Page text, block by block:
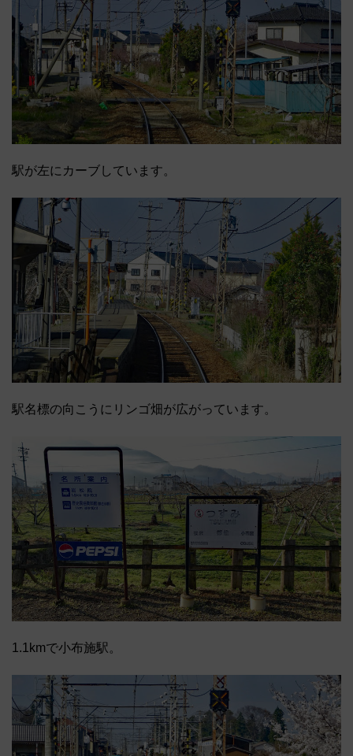
駅が左にカーブしています。
駅名標の向こうにリンゴ畑が広がっています。
1.1kmで小布施駅。